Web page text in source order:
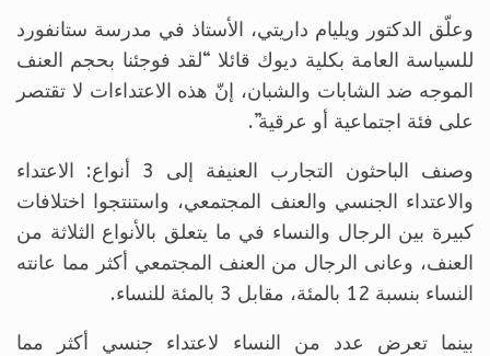
وعلّق الدكتور ويليام داريتي، الأستاذ في مدرسة ستانفورد
للسياسة العامة بكلية ديوك قائلا “لقد فوجئنا بحجم العنف
الموجه ضد الشابات والشبان، إنّ هذه الاعتداءات لا تقتصر
على فئة اجتماعية أو عرقية”.
وصنف الباحثون التجارب العنيفة إلى 3 أنواع: الاعتداء
والاعتداء الجنسي والعنف المجتمعي، واستنتجوا اختلافات
كبيرة بين الرجال والنساء في ما يتعلق بالأنواع الثلاثة من
العنف، وعانى الرجال من العنف المجتمعي أكثر مما عانته
النساء بنسبة 12 بالمئة، مقابل 3 بالمئة للنساء.
بينما تعرض عدد من النساء لاعتداء جنسي أكثر مما